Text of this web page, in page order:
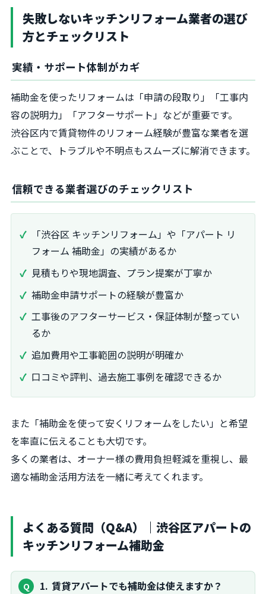
失敗しないキッチンリフォーム業者の選び
方とチェックリスト
実績・サポート体制がカギ
補助金を使ったリフォームは「申請の段取り」「工事内
容の説明力」「アフターサポート」などが重要です。
渋谷区内で賃貸物件のリフォーム経験が豊富な業者を選
ぶことで、トラブルや不明点もスムーズに解消できます。
信頼できる業者選びのチェックリスト
「渋谷区 キッチンリフォーム」や「アパート リ
フォーム 補助金」の実績があるか
見積もりや現地調査、プラン提案が丁寧か
補助金申請サポートの経験が豊富か
工事後のアフターサービス・保証体制が整ってい
るか
追加費用や工事範囲の説明が明確か
口コミや評判、過去施工事例を確認できるか
また「補助金を使って安くリフォームをしたい」と希望
を率直に伝えることも大切です。
多くの業者は、オーナー様の費用負担軽減を重視し、最
適な補助金活用方法を一緒に考えてくれます。
よくある質問（Q&A）｜渋谷区アパートの
キッチンリフォーム補助金
1 賃貸アパートでも補助金は使えますか？